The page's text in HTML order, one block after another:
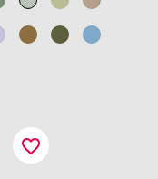
Lebkuchen
PestoMaya
favorite_border